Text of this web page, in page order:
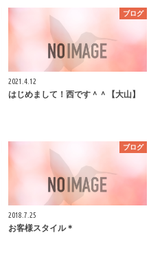
ブログ
2021.4.12
はじめまして！西です＾＾【大山】
ブログ
2018.7.25
お客様スタイル＊